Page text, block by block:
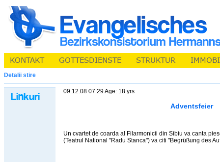
Detalii stire
09.12.08 07:29 Age: 18 yrs
Adventsfeier
Un cvartet de coarda al Filarmonicii din Sibiu va canta
(Teatrul National "Radu Stanca") va citi "Begrüßung des